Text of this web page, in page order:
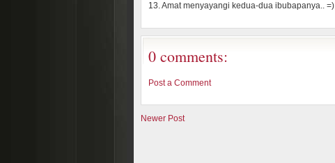
13. Amat menyayangi kedua-dua ibubapanya.. =)
0 comments:
Post a Comment
Newer Post